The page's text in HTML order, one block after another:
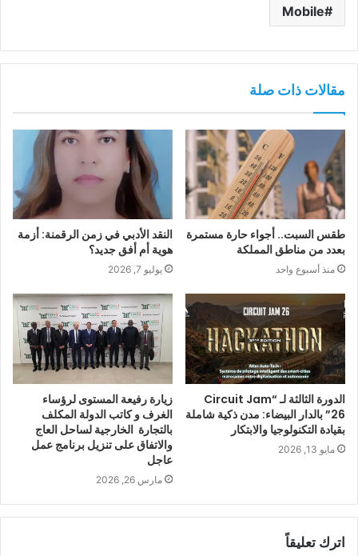
Mobile
مقالات ذات صلة
طقس السبت.. أجواء حارة مستمرة
بعدد من مناطق المملكة
منذ أسبوع واحد
النقد الأدبي في زمن الرقمنة: أزمة
هوية أم أفق جديد؟
يوليو 7, 2026
الدورة الثالثة لـ “Circuit Jam
26” بالدار البيضاء: مدن ذكية شاملة
بقيادة التكنولوجيا والابتكار
مايو 13, 2026
زيارة رفيعة المستوى لرؤساء
الغرف و كاتب الدولة المكلف
بالتجارة الخارجية لساحل العاج
والاتفاق على تنزيل برنامج عمل
عاجل
مارس 26, 2026
اترك تعليقاً